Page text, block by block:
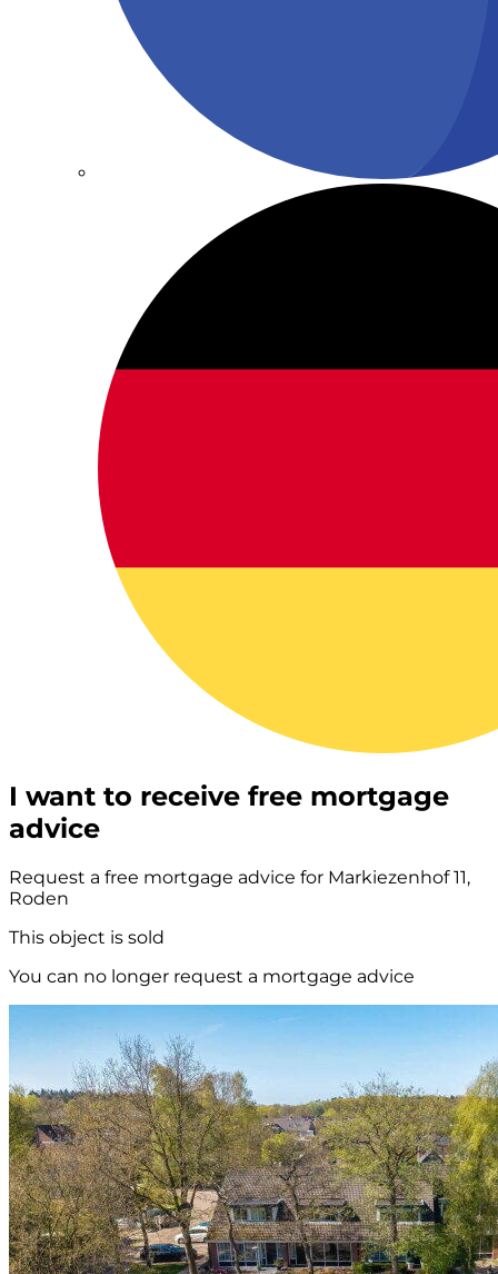
I want to receive free mortgage
advice
Request a free mortgage advice for Markiezenhof 11,
Roden
This object is sold
You can no longer request a mortgage advice